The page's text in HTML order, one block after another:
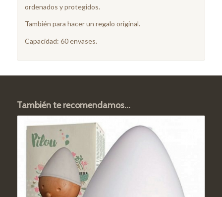
ordenados y protegidos.
También para hacer un regalo original.
Capacidad: 60 envases.
También te recomendamos…